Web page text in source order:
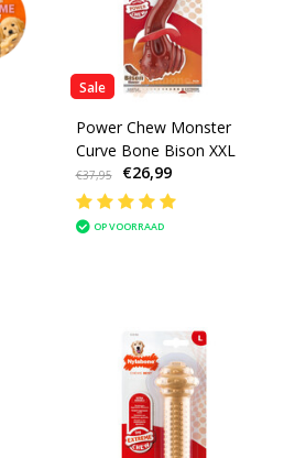
Sale
Power Chew Monster
Curve Bone Bison XXL
€37,95 €26,99
OP VOORRAAD